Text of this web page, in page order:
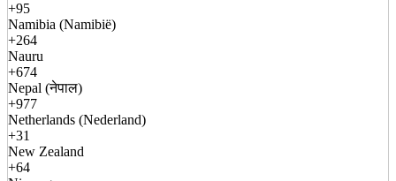
+95
Namibia (Namibië)
+264
Nauru
+674
Nepal (नेपाल)
+977
Netherlands (Nederland)
+31
New Zealand
+64